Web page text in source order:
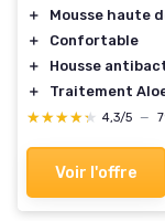
＋
Mousse haute
＋
Confortable
＋
Housse
＋
Traitement
★★★★★
★★★★★ 4,3/5 —
Voir l'offre